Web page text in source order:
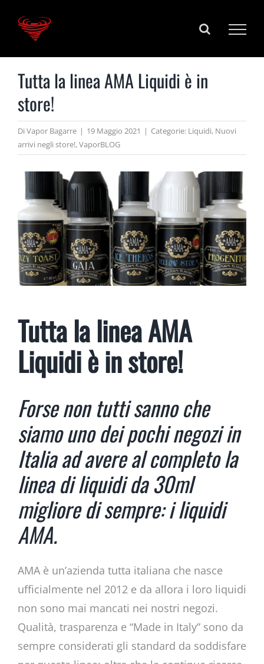
Tutta la linea AMA Liquidi è in
store!
Di Vapor Bagarre | 19 Maggio 2021 | Categorie: Liquidi, Nuovi
arrivi negli store!,VaporBLOG
Tutta la linea AMA
Liquidi è in store!
Forse non tutti sanno che
siamo uno dei pochi negozi in
Italia ad avere al completo la
linea di liquidi da 30ml
migliore di sempre: i liquidi
AMA.
AMA è un’azienda tutta italiana che nasce
ufficialmente nel 2012 e da allora i loro liquidi
non sono mai mancati nei nostri negozi.
Qualità, trasparenza e “Made in Italy” sono da
sempre considerati gli standard da soddisfare